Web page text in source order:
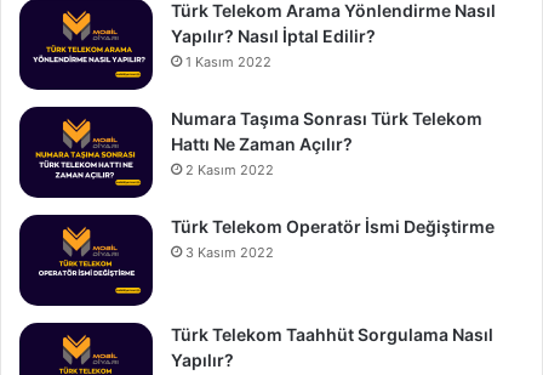
Türk Telekom Arama Yönlendirme Nasıl
Yapılır? Nasıl İptal Edilir?
1 Kasım 2022
Numara Taşıma Sonrası Türk Telekom
Hattı Ne Zaman Açılır?
2 Kasım 2022
Türk Telekom Operatör İsmi Değiştirme
3 Kasım 2022
Türk Telekom Taahhüt Sorgulama Nasıl
Yapılır?